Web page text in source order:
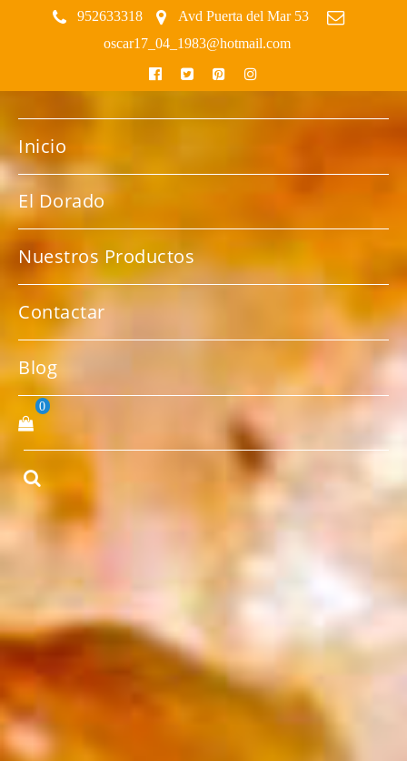
952633318
Avd Puerta del Mar 53
oscar17_04_1983@hotmail.com
facebook
twitter pinterest
Inicio
El Dorado
Nuestros Productos
Contactar
Blog
0